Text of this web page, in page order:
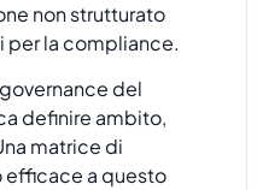
non strutturato
per la compliance.
del
definire ambito,
matrice di
efficace a questo